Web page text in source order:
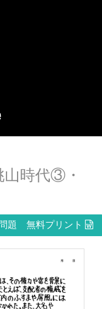
時代③・
題 無料プリント